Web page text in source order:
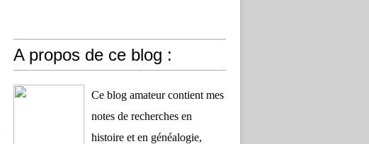
A propos de ce blog :
Ce blog amateur contient mes
notes de recherches en
histoire et en généalogie,